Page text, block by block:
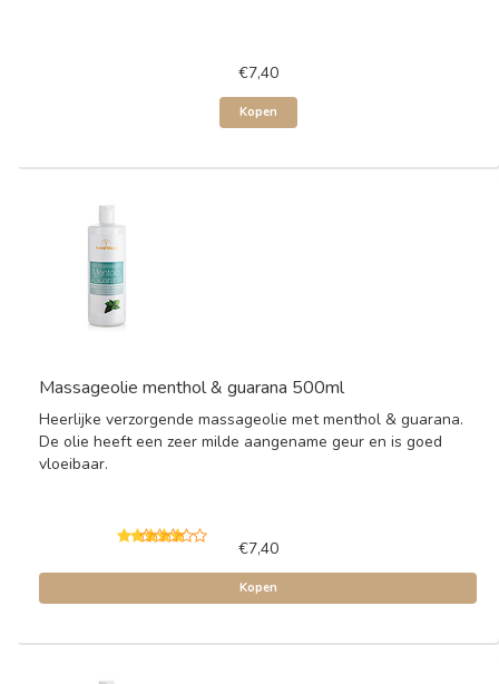
€7,40
Kopen
Massageolie menthol & guarana 500ml
Heerlijke verzorgende massageolie met menthol & guarana.
De olie heeft een zeer milde aangename geur en is goed
vloeibaar.
€7,40
Kopen